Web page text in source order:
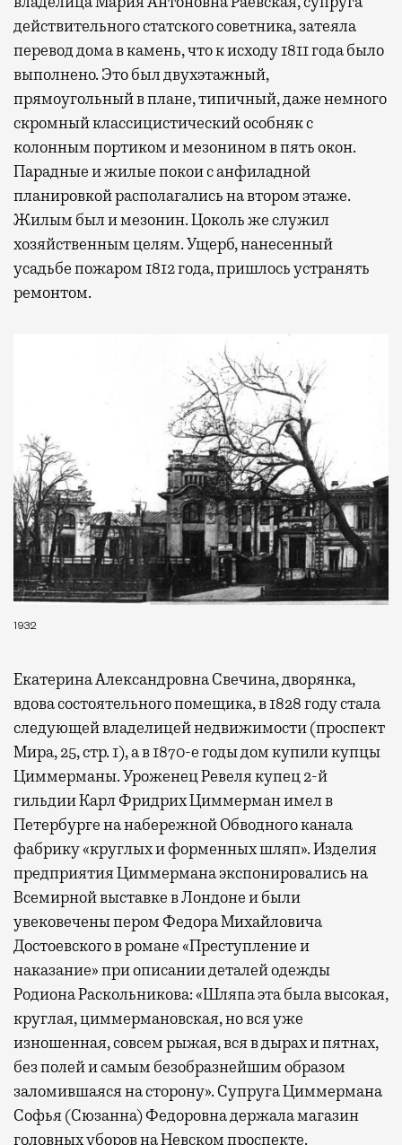
действительного статского советника, затеяла
перевод дома в камень, что к исходу 1811 года было
выполнено. Это был двухэтажный,
прямоугольный в плане, типичный, даже немного
скромный классицистический особняк с
колонным портиком и мезонином в пять окон.
Парадные и жилые покои с анфиладной
планировкой располагались на втором этаже.
Жилым был и мезонин. Цоколь же служил
хозяйственным целям. Ущерб, нанесенный
усадьбе пожаром 1812 года, пришлось устранять
ремонтом.
1932
Екатерина Александровна Свечина, дворянка,
вдова состоятельного помещика, в 1828 году стала
следующей владелицей недвижимости (проспект
Мира, 25, стр. 1), а в 1870-е годы дом купили купцы
Циммерманы. Уроженец Ревеля купец 2-й
гильдии Карл Фридрих Циммерман имел в
Петербурге на набережной Обводного канала
фабрику «круглых и форменных шляп». Изделия
предприятия Циммермана экспонировались на
Всемирной выставке в Лондоне и были
увековечены пером Федора Михайловича
Достоевского в романе «Преступление и
наказание» при описании деталей одежды
Родиона Раскольникова: «Шляпа эта была высокая,
круглая, циммермановская, но вся уже
изношенная, совсем рыжая, вся в дырах и пятнах,
без полей и самым безобразнейшим образом
заломившаяся на сторону». Супруга Циммермана
Софья (Сюзанна) Федоровна держала магазин
головных уборов на Невском проспекте.